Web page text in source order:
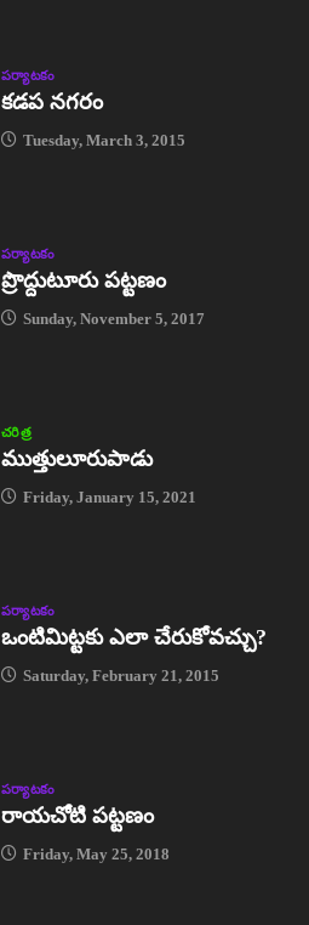
పర్యాటకం
కడప నగరం
Tuesday, March 3, 2015
పర్యాటకం
ప్రొద్దుటూరు పట్టణం
Sunday, November 5, 2017
చరిత్ర
ముత్తులూరుపాడు
Friday, January 15, 2021
పర్యాటకం
ఒంటిమిట్టకు ఎలా చేరుకోవచ్చు?
Saturday, February 21, 2015
పర్యాటకం
రాయచోటి పట్టణం
Friday, May 25, 2018